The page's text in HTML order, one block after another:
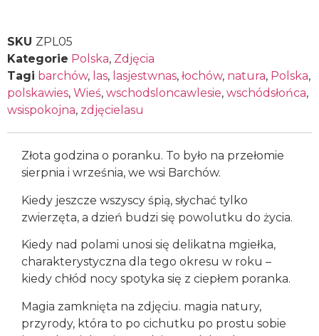
SKU ZPL05
Kategorie Polska, Zdjęcia
Tagi barchów, las, lasjestwnas, łochów, natura, Polska,
polskawies, Wieś, wschodsloncawlesie, wschódsłońca,
wsispokojna, zdjęcielasu
Złota godzina o poranku. To było na przełomie
sierpnia i września, we wsi Barchów.
Kiedy jeszcze wszyscy śpią, słychać tylko
zwierzęta, a dzień budzi się powolutku do życia.
Kiedy nad polami unosi się delikatna mgiełka,
charakterystyczna dla tego okresu w roku –
kiedy chłód nocy spotyka się z ciepłem poranka.
Magia zamknięta na zdjęciu. magia natury,
przyrody, która to po cichutku po prostu sobie